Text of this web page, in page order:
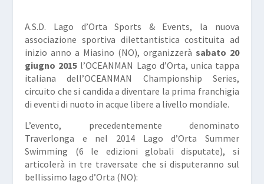
A.S.D. Lago d’Orta Sports & Events, la nuova
associazione sportiva dilettantistica costituita ad
inizio anno a Miasino (NO), organizzerà sabato 20
giugno 2015 l’OCEANMAN Lago d’Orta, unica tappa
italiana dell’OCEANMAN Championship Series,
circuito che si candida a diventare la prima franchigia
di eventi di nuoto in acque libere a livello mondiale.
L’evento, precedentemente denominato
Traverlonga e nel 2014 Lago d’Orta Summer
Swimming (6 le edizioni globali disputate), si
articolerà in tre traversate che si disputeranno sul
bellissimo lago d’Orta (NO):